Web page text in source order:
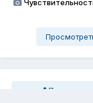
Поделиться